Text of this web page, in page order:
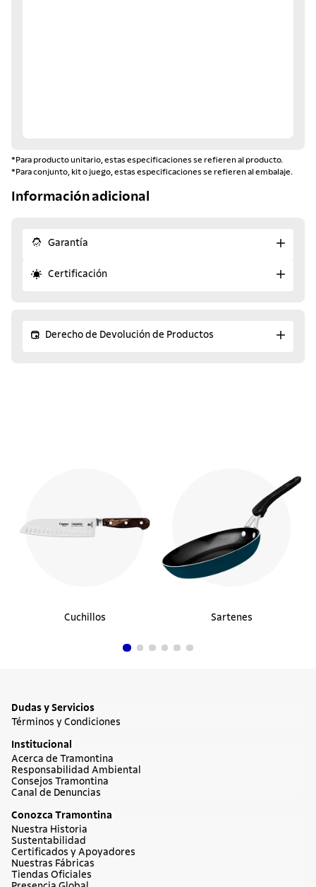
*Para producto unitario, estas especificaciones se refieren al producto.
*Para conjunto, kit o juego, estas especificaciones se refieren al embalaje.
Información adicional
Garantía
Certificación
Derecho de Devolución de Productos
inoxidable cuerpo triple con tapa y asas 24
$178.990